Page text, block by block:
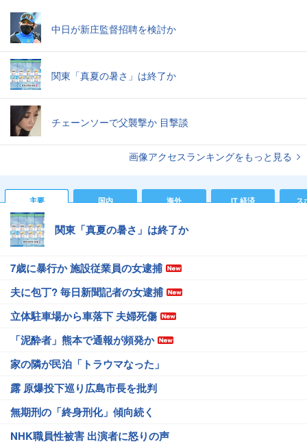
中日が新庄監督招聘を検討か
関東「真夏の暑さ」は終了か
チェーンソーで父襲撃か 目撃談
画像アクセスランキングをもっと見る
主要 国内 海外 IT 経済 ス
関東「真夏の暑さ」は終了か
7歳に暴行か 施設従業員の女逮捕
夫に包丁? 毎日新聞記者の女逮捕
立体駐車場から車落下 夫婦死傷
「泥酔者」熊本で通報が頻発か
家の隣が民泊「トラウマなった」
露 原爆投下巡り広島市長を批判
無期刑の「終身刑化」傾向続く
NHK職員性被害 出演者に怒りの声